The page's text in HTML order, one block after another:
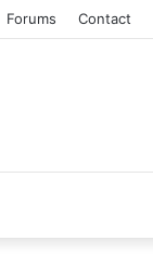
Forums Contact